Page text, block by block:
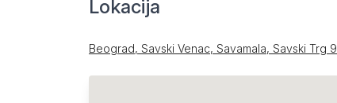
Lokacija
Beograd, Savski Venac, Savamala, Savski Trg 9